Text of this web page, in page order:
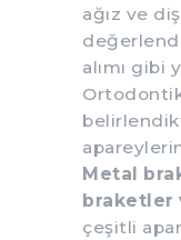
ağız ve
alımı
Metal
braketler
çeşitli